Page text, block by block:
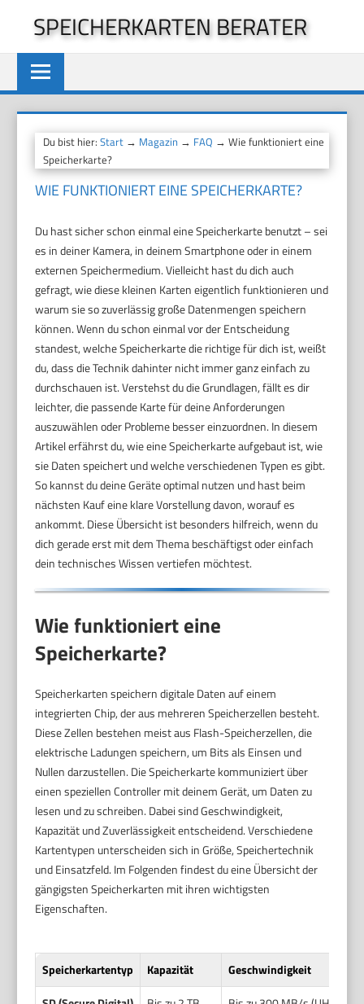
springen
SPEICHERKARTEN BERATER
Du bist hier:Start → Magazin → FAQ → Wie funktioniert eine
Speicherkarte?
WIE FUNKTIONIERT EINE SPEICHERKARTE?
Du hast sicher schon einmal eine Speicherkarte benutzt – sei
es in deiner Kamera, in deinem Smartphone oder in einem
externen Speichermedium. Vielleicht hast du dich auch
gefragt, wie diese kleinen Karten eigentlich funktionieren und
warum sie so zuverlässig große Datenmengen speichern
können. Wenn du schon einmal vor der Entscheidung
standest, welche Speicherkarte die richtige für dich ist, weißt
du, dass die Technik dahinter nicht immer ganz einfach zu
durchschauen ist. Verstehst du die Grundlagen, fällt es dir
leichter, die passende Karte für deine Anforderungen
auszuwählen oder Probleme besser einzuordnen. In diesem
Artikel erfährst du, wie eine Speicherkarte aufgebaut ist, wie
sie Daten speichert und welche verschiedenen Typen es gibt.
So kannst du deine Geräte optimal nutzen und hast beim
nächsten Kauf eine klare Vorstellung davon, worauf es
ankommt. Diese Übersicht ist besonders hilfreich, wenn du
dich gerade erst mit dem Thema beschäftigst oder einfach
dein technisches Wissen vertiefen möchtest.
Wie funktioniert eine
Speicherkarte?
Speicherkarten speichern digitale Daten auf einem
integrierten Chip, der aus mehreren Speicherzellen besteht.
Diese Zellen bestehen meist aus Flash-Speicherzellen, die
elektrische Ladungen speichern, um Bits als Einsen und
Nullen darzustellen. Die Speicherkarte kommuniziert über
einen speziellen Controller mit deinem Gerät, um Daten zu
lesen und zu schreiben. Dabei sind Geschwindigkeit,
Kapazität und Zuverlässigkeit entscheidend. Verschiedene
Kartentypen unterscheiden sich in Größe, Speichertechnik
und Einsatzfeld. Im Folgenden findest du eine Übersicht der
gängigsten Speicherkarten mit ihren wichtigsten
Eigenschaften.
Speicherkartentyp Kapazität Geschwindigkeit